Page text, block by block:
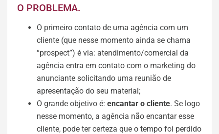
O PROBLEMA.
O primeiro contato de uma agência com um
cliente (que nesse momento ainda se chama
“prospect”) é via: atendimento/comercial da
agência entra em contato com o marketing do
anunciante solicitando uma reunião de
apresentação do seu material;
O grande objetivo é: encantar o cliente. Se logo
nesse momento, a agência não encantar esse
cliente, pode ter certeza que o tempo foi perdido